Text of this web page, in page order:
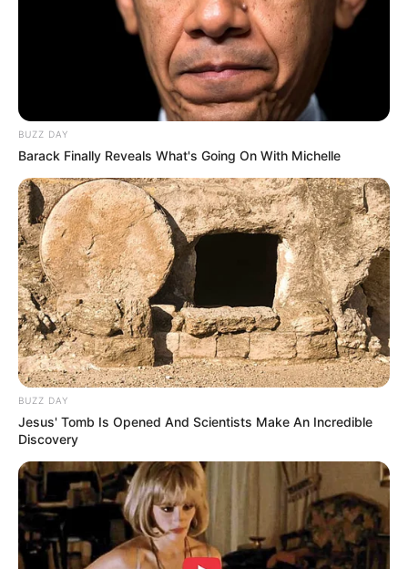
Langka Banget! 10 Pose Lucu
Katak yang Bikin Ketawa
Ambyar! 10 Kalimat Baper
Pakai Bahasa Jawa Ini Bikin
Galau Abis
Fail! 10 Potret Makanan Gagal
Dimasak yang Bikin Kamu
Nggak Selera
BUZZ DAY
Barack Finally Reveals What's Going On With Michelle
BUZZ DAY
Jesus' Tomb Is Opened And Scientists Make An Incredible
Discovery